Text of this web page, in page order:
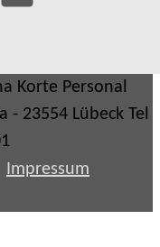
Korte Personal
- 23554 Lübeck Tel
Impressum